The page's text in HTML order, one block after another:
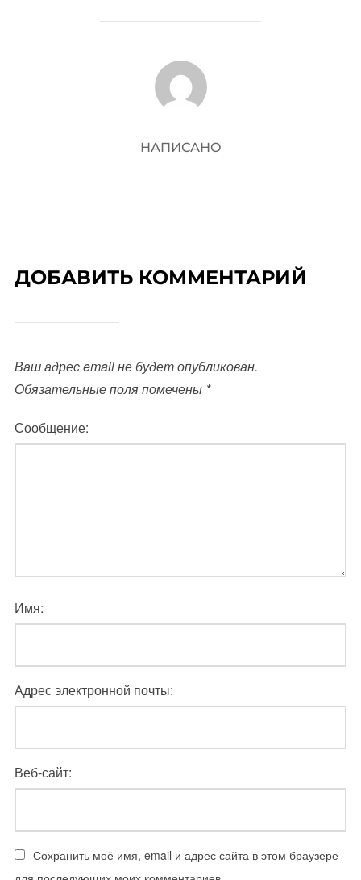
АВТОР ЗАПИСИ
НАПИСАНО
ДОБАВИТЬ КОММЕНТАРИЙ
Ваш адрес email не будет опубликован.
Обязательные поля помечены *
Сообщение:
Имя:
Адрес электронной почты:
Веб-сайт:
Сохранить моё имя, email и адрес сайта в этом браузере